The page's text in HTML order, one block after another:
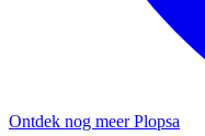
Ontdek nog meer Plopsa